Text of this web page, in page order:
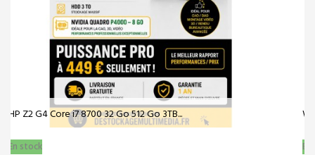
Workstation HP Z4 G4 i7-9800X | 64Go RAM |...
En stock